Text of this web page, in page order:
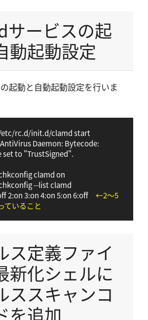
ービスの起
動起動設定
起動と自動起動設定を行いま
etc/rc.d/init.d/clamd start
Daemon: Bytecode:
set to "TrustSigned".
clamd on
--list clamd
2:on 3:on 4:on 5:on 6:off ←2〜5
ていること
ス定義ファイ
新化シェルに
ススキャンコ
を追加